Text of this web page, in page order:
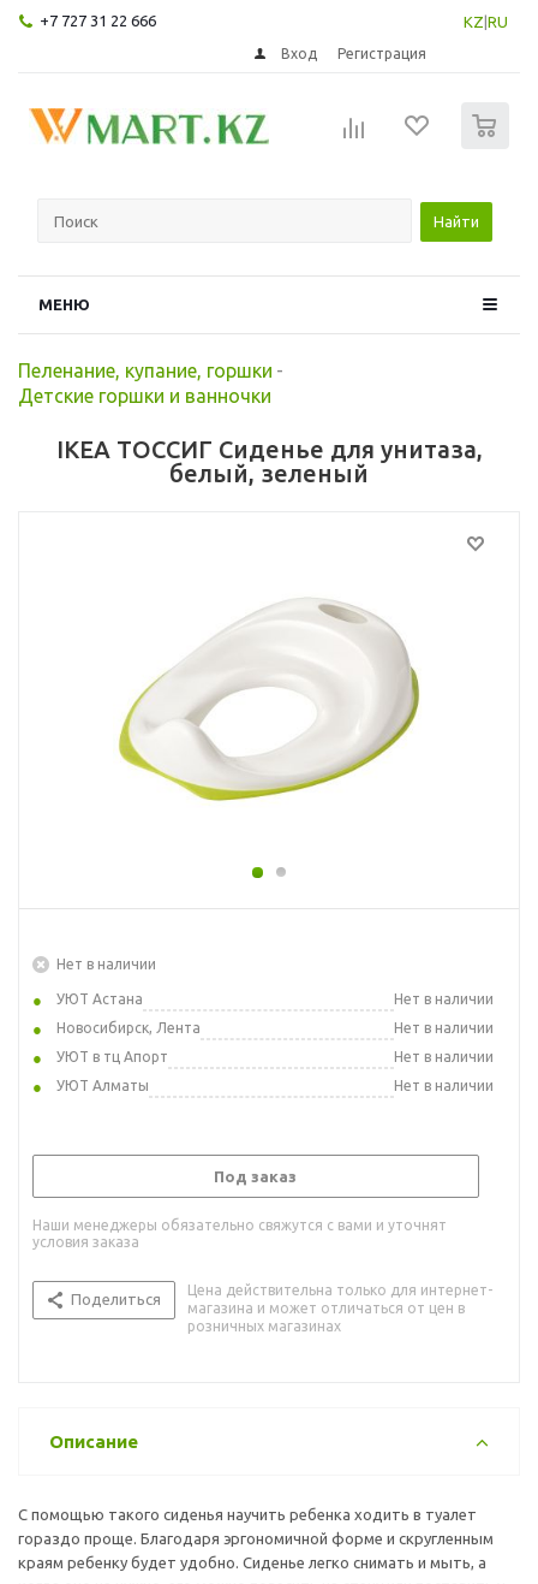
+7 727 31 22 666 KZ RU
Вход Регистрация
Найти
МЕНЮ
Пеленание, купание, горшки -
Детские горшки и ванночки
IKEA ТОССИГ Сиденье для унитаза,
белый, зеленый
Нет в наличии
УЮТ Астана
Нет в наличии
Новосибирск, Лента
Нет в наличии
УЮТ в тц Апорт
Нет в наличии
УЮТ Алматы
Нет в наличии
Под заказ
Наши менеджеры обязательно свяжутся с вами и уточнят
условия заказа
Поделиться
Цена действительна только для интернет-
магазина и может отличаться от цен в
розничных магазинах
Описание
С помощью такого сиденья научить ребенка ходить в туалет
гораздо проще. Благодаря эргономичной форме и скругленным
краям ребенку будет удобно. Сиденье легко снимать и мыть, а